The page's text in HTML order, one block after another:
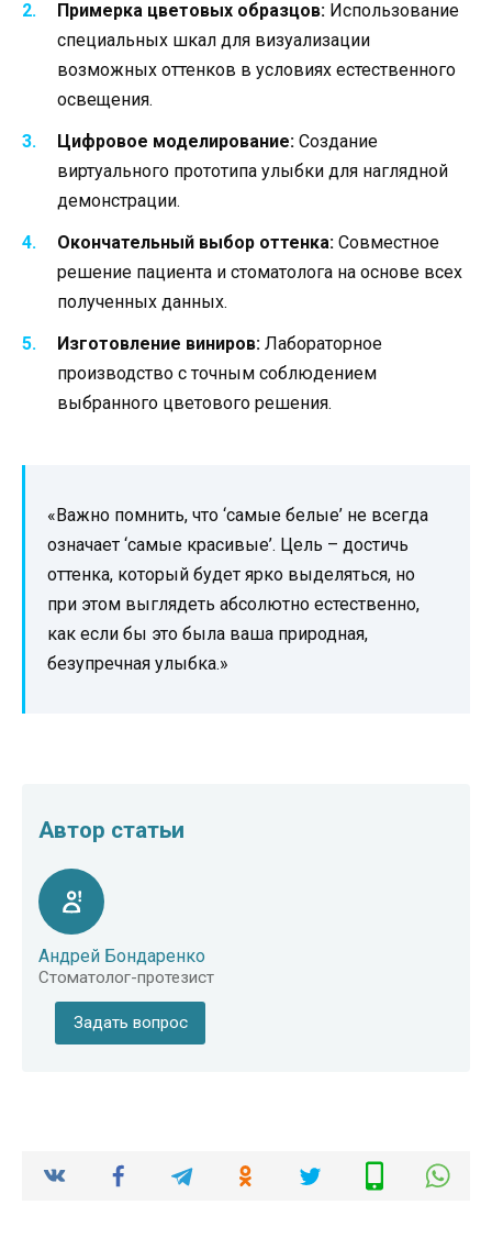
Примерка цветовых образцов: Использование
специальных шкал для визуализации
возможных оттенков в условиях естественного
освещения.
Цифровое моделирование: Создание
виртуального прототипа улыбки для наглядной
демонстрации.
Окончательный выбор оттенка: Совместное
решение пациента и стоматолога на основе всех
полученных данных.
Изготовление виниров: Лабораторное
производство с точным соблюдением
выбранного цветового решения.
«Важно помнить, что ‘самые белые’ не всегда
означает ‘самые красивые’. Цель – достичь
оттенка, который будет ярко выделяться, но
при этом выглядеть абсолютно естественно,
как если бы это была ваша природная,
безупречная улыбка.»
Автор статьи
Андрей Бондаренко
Стоматолог-протезист
Задать вопрос